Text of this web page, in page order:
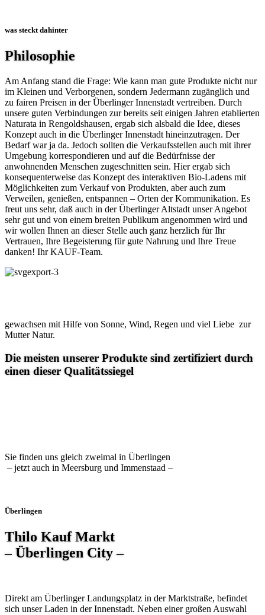
was steckt dahinter
Philosophie
Am Anfang stand die Frage: Wie kann man gute Produkte nicht nur
im Kleinen und Verborgenen, sondern Jedermann zugänglich und
zu fairen Preisen in der Überlinger Innenstadt vertreiben. Durch
unsere guten Verbindungen zur bereits seit einigen Jahren etablierten
Naturata in Rengoldshausen, ergab sich alsbald die Idee, dieses
Konzept auch in die Überlinger Innenstadt hineinzutragen. Der
Bedarf war ja da. Jedoch sollten die Verkaufsstellen auch mit ihrer
Umgebung korrespondieren und auf die Bedürfnisse der
anwohnenden Menschen zugeschnitten sein. Hier ergab sich
konsequenterweise das Konzept des interaktiven Bio-Ladens mit
Möglichkeiten zum Verkauf von Produkten, aber auch zum
Verweilen, genießen, entspannen – Orten der Kommunikation. Es
freut uns sehr, daß auch in der Überlinger Altstadt unser Angebot
sehr gut und von einem breiten Publikum angenommen wird und
wir wollen Ihnen an dieser Stelle auch ganz herzlich für Ihr
Vertrauen, Ihre Begeisterung für gute Nahrung und Ihre Treue
danken! Ihr KAUF-Team.
gewachsen mit Hilfe von Sonne, Wind, Regen und viel Liebe zur
Mutter Natur.
Die meisten unserer Produkte sind zertifiziert durch
einen dieser Qualitätssiegel
Sie finden uns gleich zweimal in Überlingen
– jetzt auch in Meersburg und Immenstaad –
Überlingen
Thilo Kauf Markt
– Überlingen City –
Direkt am Überlinger Landungsplatz in der Marktstraße, befindet
sich unser Laden in der Innenstadt. Neben einer großen Auswahl